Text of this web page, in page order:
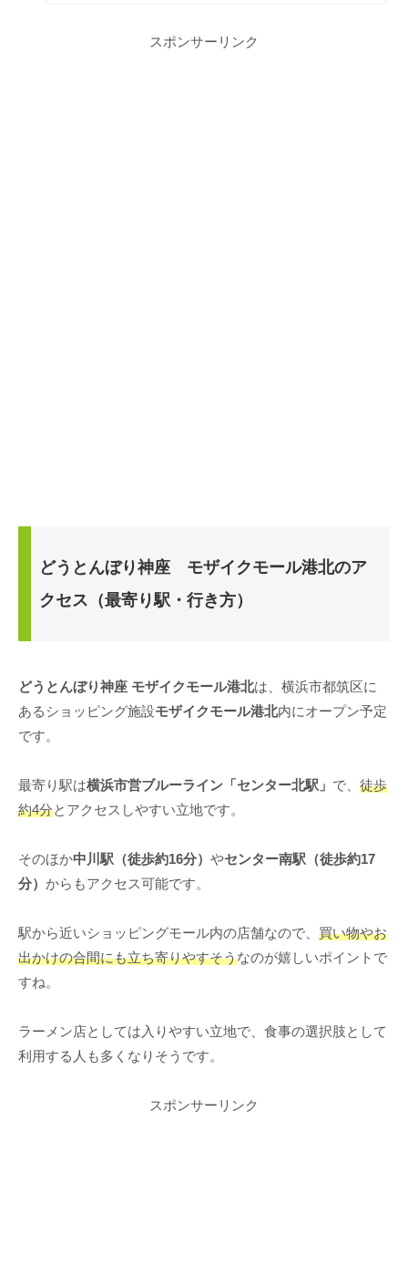
スポンサーリンク
どうとんぼり神座 モザイクモール港北のア
クセス（最寄り駅・行き方）
どうとんぼり神座 モザイクモール港北は、横浜市都筑区に
あるショッピング施設モザイクモール港北内にオープン予定
です。
最寄り駅は横浜市営ブルーライン「センター北駅」 で、 徒歩
約4分とアクセスしやすい立地です。
そのほか中川駅（徒歩約16分） やセンター南駅（徒歩約17
分） からもアクセス可能です。
駅から近いショッピングモール内の店舗なので、 買い物やお
出かけの合間にも立ち寄りやすそうなのが嬉しいポイントで
すね。
ラーメン店としては入りやすい立地で、食事の選択肢として
利用する人も多くなりそうです。
スポンサーリンク